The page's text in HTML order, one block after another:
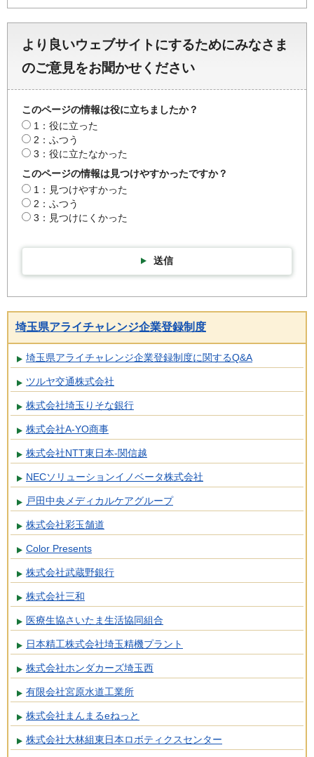
より良いウェブサイトにするためにみなさま
のご意見をお聞かせください
このページの情報は役に立ちましたか？
1：役に立った
2：ふつう
3：役に立たなかった
このページの情報は見つけやすかったですか？
1：見つけやすかった
2：ふつう
3：見つけにくかった
送信
埼玉県アライチャレンジ企業登録制度
埼玉県アライチャレンジ企業登録制度に関するQ&A
ツルヤ交通株式会社
株式会社埼玉りそな銀行
株式会社A-YO商事
株式会社NTT東日本-関信越
NECソリューションイノベータ株式会社
戸田中央メディカルケアグループ
株式会社彩玉舗道
Color Presents
株式会社武蔵野銀行
株式会社三和
医療生協さいたま生活協同組合
日本精工株式会社埼玉精機プラント
株式会社ホンダカーズ埼玉西
有限会社宮原水道工業所
株式会社まんまるeねっと
株式会社大林組東日本ロボティクスセンター